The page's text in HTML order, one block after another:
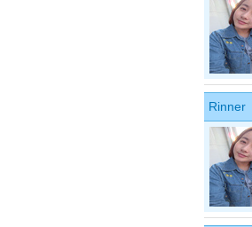
Rinner